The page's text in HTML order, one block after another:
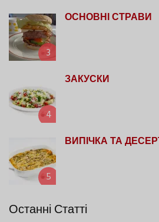
3
ОСНОВНІ СТРАВИ
4
ЗАКУСКИ
5
ВИПІЧКА ТА
Останні Статті